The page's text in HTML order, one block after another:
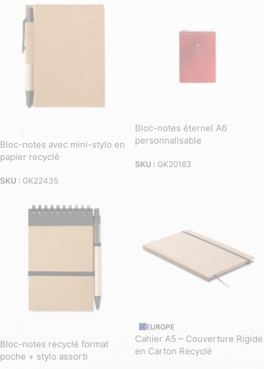
Bloc-notes avec mini-stylo en
papier recyclé
SKU : GK22435
Bloc-notes éternel A6
personnalisable
SKU : GK20183
Bloc-notes recyclé format
poche + stylo assorti
EUROPE
Cahier A5 – Couverture Rigide
en Carton Recyclé